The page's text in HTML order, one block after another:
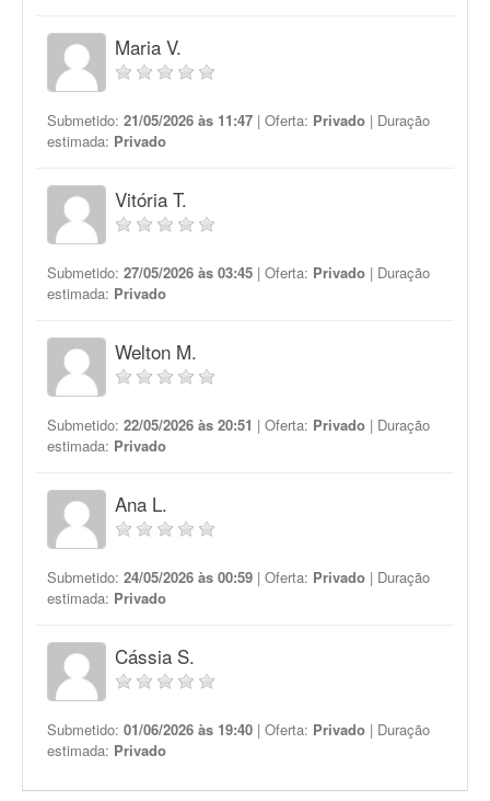
Maria V.
Submetido: 21/05/2026 às 11:47 | Oferta: Privado | Duração
estimada: Privado
Vitória T.
Submetido: 27/05/2026 às 03:45 | Oferta: Privado | Duração
estimada: Privado
Welton M.
Submetido: 22/05/2026 às 20:51 | Oferta: Privado | Duração
estimada: Privado
Ana L.
Submetido: 24/05/2026 às 00:59 | Oferta: Privado | Duração
estimada: Privado
Cássia S.
Submetido: 01/06/2026 às 19:40 | Oferta: Privado | Duração
estimada: Privado